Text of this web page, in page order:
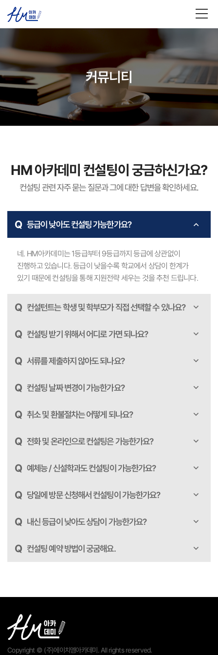
HM 아카데미
대입 상품
컨설팅신청
커뮤니티
커뮤니티
HM 아카데미 컨설팅이 궁금하신가요?
컨설팅 관련 자주 묻는 질문과 그에 대한 답변을 확인하세요.
Q 등급이 낮아도 컨설팅 가능한가요?
네. HM아카데미는 1등급부터 9등급까지 등급에 상관없이
진행하고 있습니다. 등급이 낮을수록 학교에서 상담이 한계가
있기 때문에 컨설팅을 통해 지원전략 세우는 것을 추천 드립니다.
Q 컨설턴트는 학생 및 학부모가 직접 선택할 수 있나요?
Q 컨설팅 받기 위해서 어디로 가면 되나요?
Q 서류를 제출하지 않아도 되나요?
Q 컨설팅 날짜 변경이 가능한가요?
Q 취소 및 환불절차는 어떻게 되나요?
Q 전화 및 온라인으로 컨설팅은 가능한가요?
Q 예체능 / 신설학과도 컨설팅이 가능한가요?
Q 당일에 방문 신청해서 컨설팅이 가능한가요?
Q 내신 등급이 낮아도 상담이 가능한가요?
Q 컨설팅 예약 방법이 궁굼해요.
Copyright © (주)에이치엠아카데미. All rights reserved.